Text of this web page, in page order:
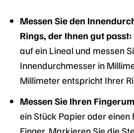
Messen Sie den
Rings, der Ihnen gut passt:
auf ein Lineal und messen
Innendurchmesser in
Millimeter entspricht Ihrer
Messen Sie Ihren
ein Stück Papier oder einen
Finger. Markieren Sie die